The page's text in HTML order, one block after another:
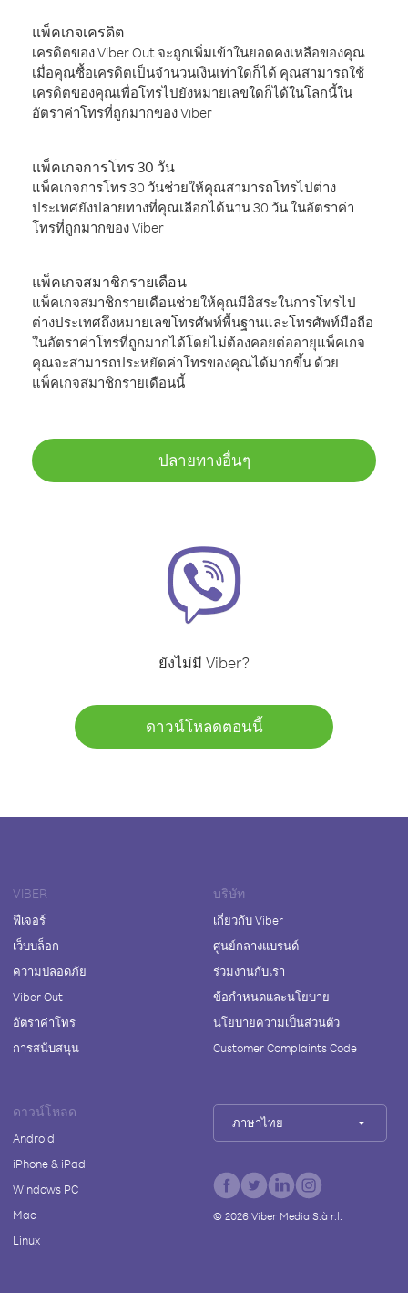
แพ็คเกจเครดิต
เครดิตของ Viber Out จะถูกเพิ่มเข้าในยอดคงเหลือของคุณ
เมื่อคุณซื้อเครดิตเป็นจำนวนเงินเท่าใดก็ได้ คุณสามารถใช้
เครดิตของคุณเพื่อโทรไปยังหมายเลขใดก็ได้ในโลกนี้ใน
อัตราค่าโทรที่ถูกมากของ Viber
แพ็คเกจการโทร 30 วัน
แพ็คเกจการโทร 30 วันช่วยให้คุณสามารถโทรไปต่าง
ประเทศยังปลายทางที่คุณเลือกได้นาน 30 วัน ในอัตราค่า
โทรที่ถูกมากของ Viber
แพ็คเกจสมาชิกรายเดือน
แพ็คเกจสมาชิกรายเดือนช่วยให้คุณมีอิสระในการโทรไป
ต่างประเทศถึงหมายเลขโทรศัพท์พื้นฐานและโทรศัพท์มือถือ
ในอัตราค่าโทรที่ถูกมากได้โดยไม่ต้องคอยต่ออายุแพ็คเกจ
คุณจะสามารถประหยัดค่าโทรของคุณได้มากขึ้น ด้วย
แพ็คเกจสมาชิกรายเดือนนี้
ปลายทางอื่นๆ
ยังไม่มี Viber?
ดาวน์โหลดตอนนี้
VIBER
ฟีเจอร์
เว็บบล็อก
ความปลอดภัย
Viber Out
อัตราค่าโทร
การสนับสนุน
บริษัท
เกี่ยวกับ Viber
ศูนย์กลางแบรนด์
ร่วมงานกับเรา
ข้อกำหนดและนโยบาย
นโยบายความเป็นส่วนตัว
Customer Complaints Code
ดาวน์โหลด
Android
iPhone & iPad
Windows PC
Mac
Linux
ภาษาไทย
© 2026Viber Media S.à r.l.